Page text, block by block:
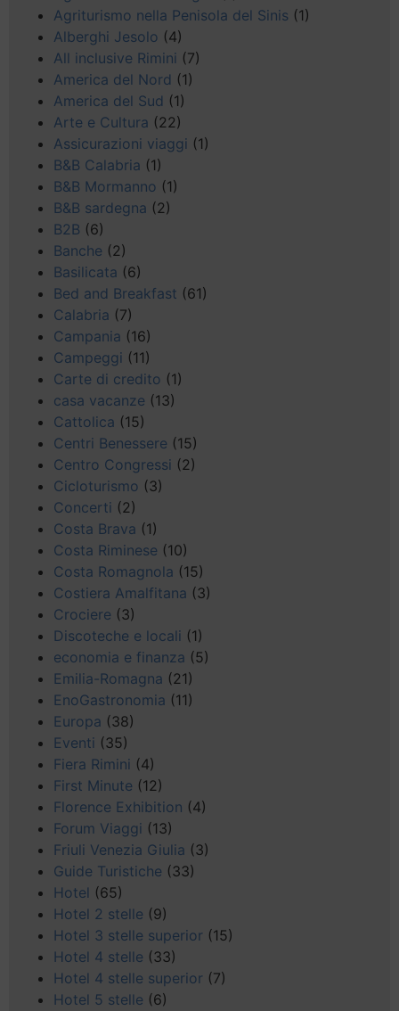
Agriturismo nella Penisola del Sinis (1)
Alberghi Jesolo (4)
All inclusive Rimini (7)
America del Nord (1)
America del Sud (1)
Arte e Cultura (22)
Assicurazioni viaggi (1)
B&B Calabria (1)
B&B Mormanno (1)
B&B sardegna (2)
B2B (6)
Banche (2)
Basilicata (6)
Bed and Breakfast (61)
Calabria (7)
Campania (16)
Campeggi (11)
Carte di credito (1)
casa vacanze (13)
Cattolica (15)
Centri Benessere (15)
Centro Congressi (2)
Cicloturismo (3)
Concerti (2)
Costa Brava (1)
Costa Riminese (10)
Costa Romagnola (15)
Costiera Amalfitana (3)
Crociere (3)
Discoteche e locali (1)
economia e finanza (5)
Emilia-Romagna (21)
EnoGastronomia (11)
Europa (38)
Eventi (35)
Fiera Rimini (4)
First Minute (12)
Florence Exhibition (4)
Forum Viaggi (13)
Friuli Venezia Giulia (3)
Guide Turistiche (33)
Hotel (65)
Hotel 2 stelle (9)
Hotel 3 stelle superior (15)
Hotel 4 stelle (33)
Hotel 4 stelle superior (7)
Hotel 5 stelle (6)